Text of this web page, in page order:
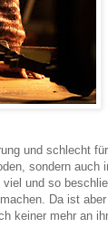
und schlecht
sondern auch
und so
Da ist
keiner mehr an